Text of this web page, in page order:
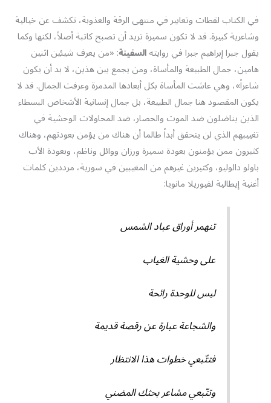
في الكتاب لقطات وتعابير في منتهى الرقة والعذوبة، تكشف عن خيالية
وشاعرية كبيرة. قد لا تكون سميرة تريد أن تصبح كاتبة أصلاً، لكنها وكما
يقول جبرا إبراهيم جبرا في روايتهالسفينة: «من يعرف شيئين اثنين
هامين، جمال الطبيعة والمأساة، ومن يجمع بين هذين، لا بد أن يكون
شاعراً»، وهي عاشت المأساة بكل أبعادها المدمرة وعرفت الجمال. قد لا
يكون المقصود هنا جمال الطبيعة، بل جمال إنسانية الأشخاص البسطاء
الذين يناضلون ضد الموت والحصار، ضد المحاولات الوحشية في
تغييبهم الذي لن يتحقق أبداً طالما أن هناك من يؤمن بعودتهم، وهناك
كثيرون ممن يؤمنون بعودة سميرة ورزان ووائل وناظم، وبعودة الأب
باولو دالوليو، وكثيرين غيرهم من المغيبين في سورية، مرددين كلمات
أغنية إيطالية لفيوريلا مانويا:
تنهمر أوراق عباد الشمس
على وحشية الغياب
ليس للوحدة رائحة
والشجاعة عبارة عن رقصة قديمة
فتتّبعي خطوات هذا الانتظار
وتتّبعي مشاعر بحثك المضني